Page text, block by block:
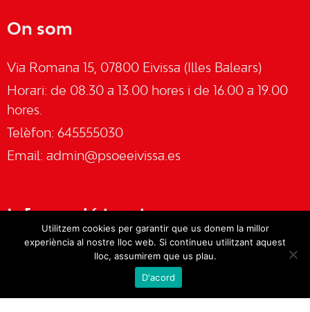
On som
Via Romana 15, 07800 Eivissa (Illes Balears)
Horari: de 08.30 a 13.00 hores i de 16.00 a 19.00
hores.
Telèfon: 645555030
Email: admin@psoeeivissa.es
Informació legal
Política de privacitat
Utilitzem cookies per garantir que us donem la millor
experiència al nostre lloc web. Si continueu utilitzant aquest
lloc, assumirem que us plau.
D'acord